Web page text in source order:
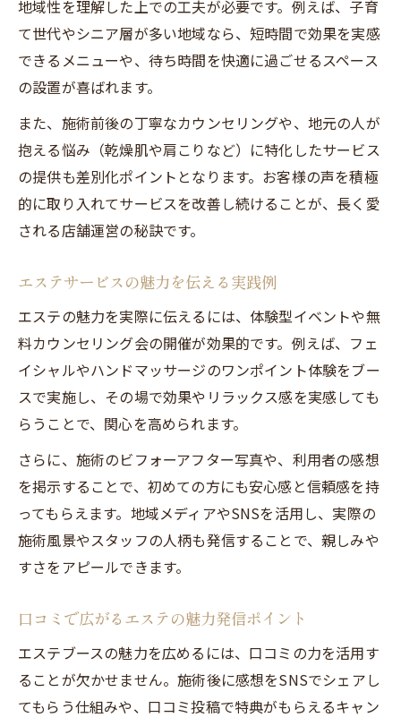
地域性を理解した上での工夫が必要です。例えば、子育
て世代やシニア層が多い地域なら、短時間で効果を実感
できるメニューや、待ち時間を快適に過ごせるスペース
の設置が喜ばれます。
また、施術前後の丁寧なカウンセリングや、地元の人が
抱える悩み（乾燥肌や肩こりなど）に特化したサービス
の提供も差別化ポイントとなります。お客様の声を積極
的に取り入れてサービスを改善し続けることが、長く愛
される店舗運営の秘訣です。
エステサービスの魅力を伝える実践例
エステの魅力を実際に伝えるには、体験型イベントや無
料カウンセリング会の開催が効果的です。例えば、フェ
イシャルやハンドマッサージのワンポイント体験をブー
スで実施し、その場で効果やリラックス感を実感しても
らうことで、関心を高められます。
さらに、施術のビフォーアフター写真や、利用者の感想
を掲示することで、初めての方にも安心感と信頼感を持
ってもらえます。地域メディアやSNSを活用し、実際の
施術風景やスタッフの人柄も発信することで、親しみや
すさをアピールできます。
口コミで広がるエステの魅力発信ポイント
エステブースの魅力を広めるには、口コミの力を活用す
ることが欠かせません。施術後に感想をSNSでシェアし
てもらう仕組みや、口コミ投稿で特典がもらえるキャン